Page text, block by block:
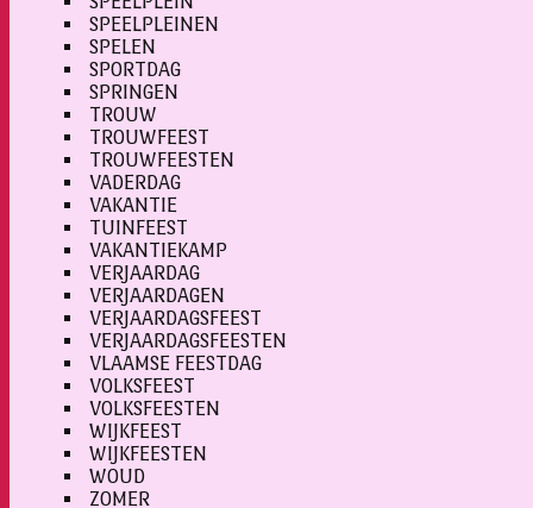
SPEELPLEINEN
SPELEN
SPORTDAG
SPRINGEN
TROUW
TROUWFEEST
TROUWFEESTEN
VADERDAG
VAKANTIE
TUINFEEST
VAKANTIEKAMP
VERJAARDAG
VERJAARDAGEN
VERJAARDAGSFEEST
VERJAARDAGSFEESTEN
VLAAMSE FEESTDAG
VOLKSFEEST
VOLKSFEESTEN
WIJKFEEST
WIJKFEESTEN
WOUD
ZOMER